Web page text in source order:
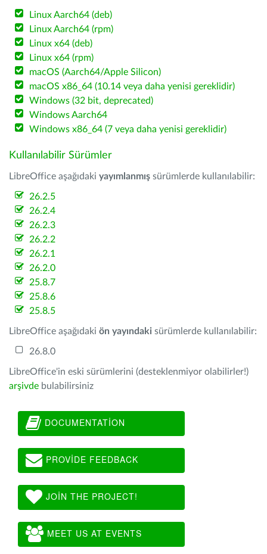
Linux Aarch64 (deb)
Linux Aarch64 (rpm)
Linux x64 (deb)
Linux x64 (rpm)
macOS (Aarch64/Apple Silicon)
macOS x86_64 (10.14 veya daha yenisi gereklidir)
Windows (32 bit, deprecated)
Windows Aarch64
Windows x86_64 (7 veya daha yenisi gereklidir)
Kullanılabilir Sürümler
LibreOffice aşağıdaki yayımlanmış sürümlerde kullanılabilir:
26.2.5
26.2.4
26.2.3
26.2.2
26.2.1
26.2.0
25.8.7
25.8.6
25.8.5
LibreOffice aşağıdaki ön yayındaki sürümlerde kullanılabilir:
26.8.0
LibreOffice'in eski sürümlerini (desteklenmiyor olabilirler!)
arşivde bulabilirsiniz
DOCUMENTATION
PROVIDE FEEDBACK
JOIN THE PROJECT!
MEET US AT EVENTS